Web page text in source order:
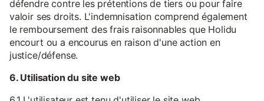
défendre contre les prétentions de tiers ou pour faire
valoir ses droits. L'indemnisation comprend également
le remboursement des frais raisonnables que Holidu
encourt ou a encourus en raison d'une action en
justice/défense.
6. Utilisation du site web